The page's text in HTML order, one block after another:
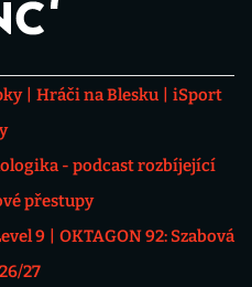
Hráči na Blesku
iSport
- podcast rozbíjející
přestupy
9
OKTAGON 92: Szabová
27